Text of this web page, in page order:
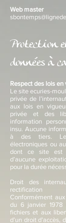
Web master
Protection
données à
Respect des lois en
Le site ecuries-
privée de
aux lois en
privée et des
information
insu. Aucune
à des tiers.
électroniques ou
dont ce site est
d’aucune
pour la durée
Droit des
rectification
Conformément
du 6 janvier 1978
fichiers et aux
d’un droit